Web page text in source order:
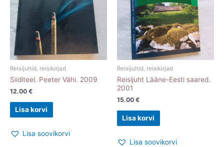
Reisijuhid, reisikirjad
Siiditeel. Peeter Vähi. 2009
12.00 €
Lisa korvi
Lisa soovikorvi
Reisijuhid, reisikirjad
Reisijuht Lääne-Eesti saared.
2001
15.00 €
Lisa korvi
Lisa soovikorvi